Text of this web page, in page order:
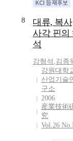
We analyzed
intraosseous
lipoma at a
institution for
radiographic
characteristics.
Methods: A
retrospective
study was
performed on
pathologically
8
대류, 복사
사각 핀의
석
강형석 ,김종
강원대학
산업기술
구소
2006
産業技術
究
Vol.26